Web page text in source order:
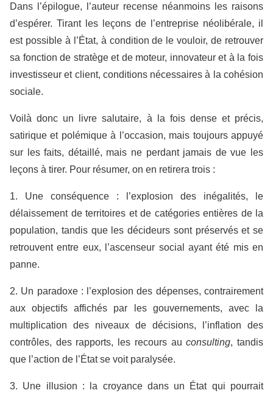
Dans l’épilogue, l’auteur recense néanmoins les raisons
d’espérer. Tirant les leçons de l’entreprise néolibérale, il
est possible à l’État, à condition de le vouloir, de retrouver
sa fonction de stratège et de moteur, innovateur et à la fois
investisseur et client, conditions nécessaires à la cohésion
sociale.
Voilà donc un livre salutaire, à la fois dense et précis,
satirique et polémique à l’occasion, mais toujours appuyé
sur les faits, détaillé, mais ne perdant jamais de vue les
leçons à tirer. Pour résumer, on en retirera trois :
1. Une conséquence : l’explosion des inégalités, le
délaissement de territoires et de catégories entières de la
population, tandis que les décideurs sont préservés et se
retrouvent entre eux, l’ascenseur social ayant été mis en
panne.
2. Un paradoxe : l’explosion des dépenses, contrairement
aux objectifs affichés par les gouvernements, avec la
multiplication des niveaux de décisions, l’inflation des
contrôles, des rapports, les recours auconsulting, tandis
que l’action de l’État se voit paralysée.
3. Une illusion : la croyance dans un État qui pourrait